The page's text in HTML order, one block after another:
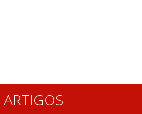
ARTIGOS